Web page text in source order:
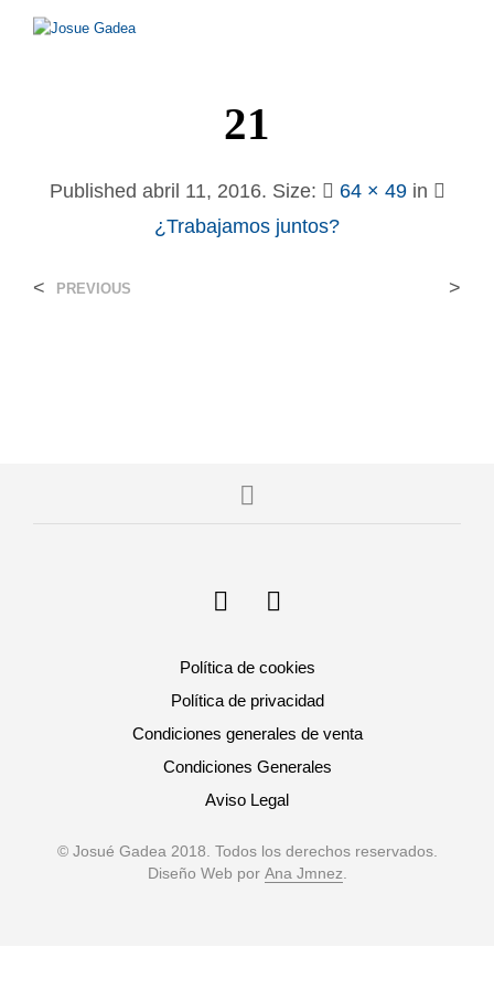
21
Published abril 11, 2016. Size: 64 × 49in
¿Trabajamos juntos?
< PREVIOUS >
Política de cookies
Política de privacidad
Condiciones generales de venta
Condiciones Generales
Aviso Legal
© Josué Gadea 2018. Todos los derechos reservados.
Diseño Web por Ana Jmnez